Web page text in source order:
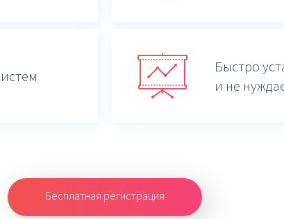
Быстро
и не
Бесплатная регистрация